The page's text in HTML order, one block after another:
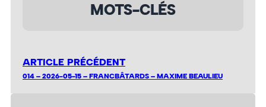
MOTS-CLÉS
ARTICLE PRÉCÉDENT
014 – 2026-05-15 – FRANCBÂTARDS – MAXIME BEAULIEU